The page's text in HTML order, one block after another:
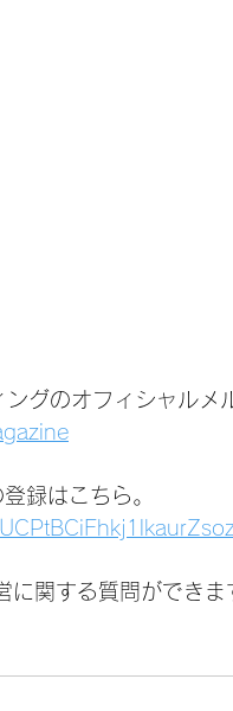
グのオフィシャルメ
録はこちら。
関する質問ができま